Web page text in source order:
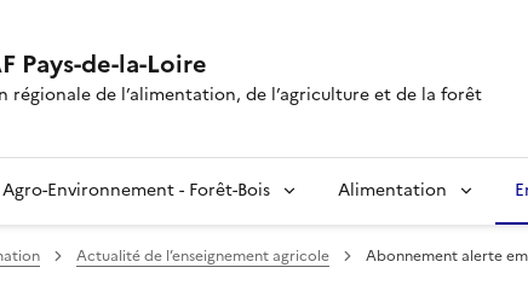
Pays-de-la-Loire
régionale de l’alimentation, de l’agriculture et de la forêt
Agro-Environnement - Forêt-Bois Alimentation
Actualité de l’enseignement agricole Abonnement alerte